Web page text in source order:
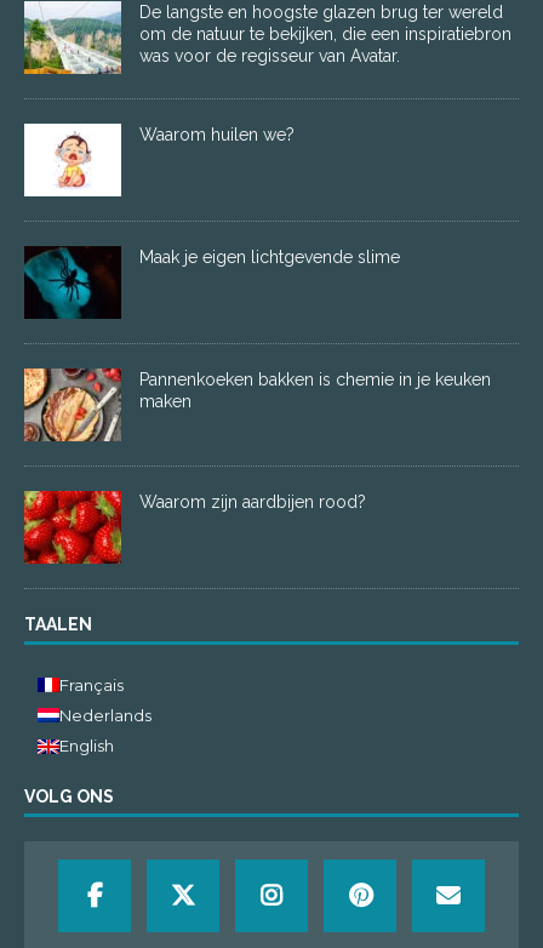
De langste en hoogste glazen brug ter wereld
om de natuur te bekijken, die een inspiratiebron
was voor de regisseur van Avatar.
Waarom huilen we?
Maak je eigen lichtgevende slime
Pannenkoeken bakken is chemie in je keuken
maken
Waarom zijn aardbijen rood?
TAALEN
Français
Nederlands
English
VOLG ONS